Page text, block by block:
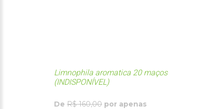
Limnophila aromatica 20 maços
(INDISPONÍVEL)
De R$ 160,00 por apenas